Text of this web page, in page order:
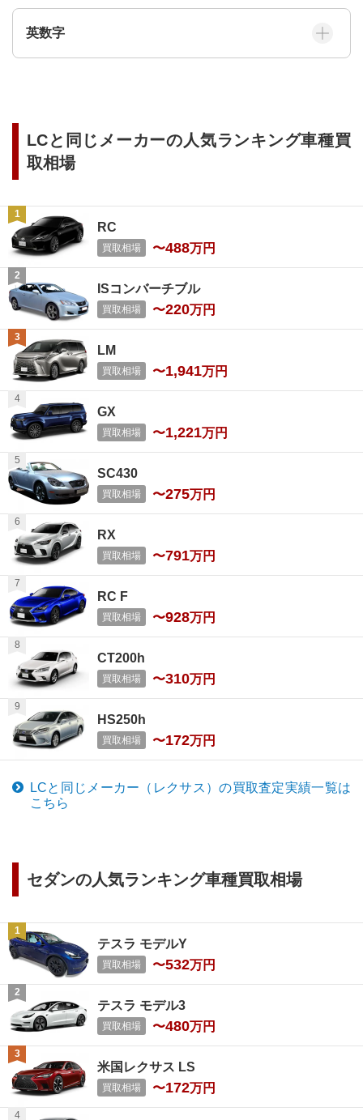
英数字
LCと同じメーカーの人気ランキング車種買
取相場
RC
買取相場 〜488万円
ISコンバーチブル
買取相場 〜220万円
LM
買取相場 〜1,941万円
GX
買取相場 〜1,221万円
SC430
買取相場 〜275万円
RX
買取相場 〜791万円
RC F
買取相場 〜928万円
CT200h
買取相場 〜310万円
HS250h
買取相場 〜172万円
LCと同じメーカー（ レクサス ）の買取査定実績一覧は
こちら
セダンの人気ランキング車種買取相場
テスラ モデルY
買取相場 〜532万円
テスラ モデル3
買取相場 〜480万円
米国レクサス LS
買取相場 〜172万円